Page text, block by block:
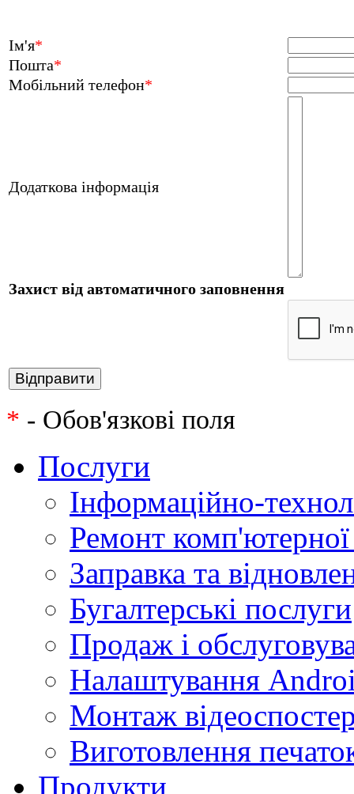
Ім'я*
Пошта*
Мобільний телефон*
Додаткова інформація
Захист від автоматичного заповнення
* - Обов'язкові поля
Послуги
Інформаційно-
Ремонт комп'ютерної
Заправка та
Бугалтерські послуги
Продаж і
Налаштування
Монтаж
Виготовлення
Продукти